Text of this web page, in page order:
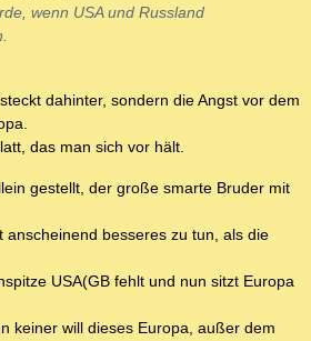
wenn USA und Russland
dahinter, sondern die Angst vor dem
das man sich vor hält.
gestellt, der große smarte Bruder mit
anscheinend besseres zu tun, als die
USA(GB fehlt und nun sitzt Europa
keiner will dieses Europa, außer dem